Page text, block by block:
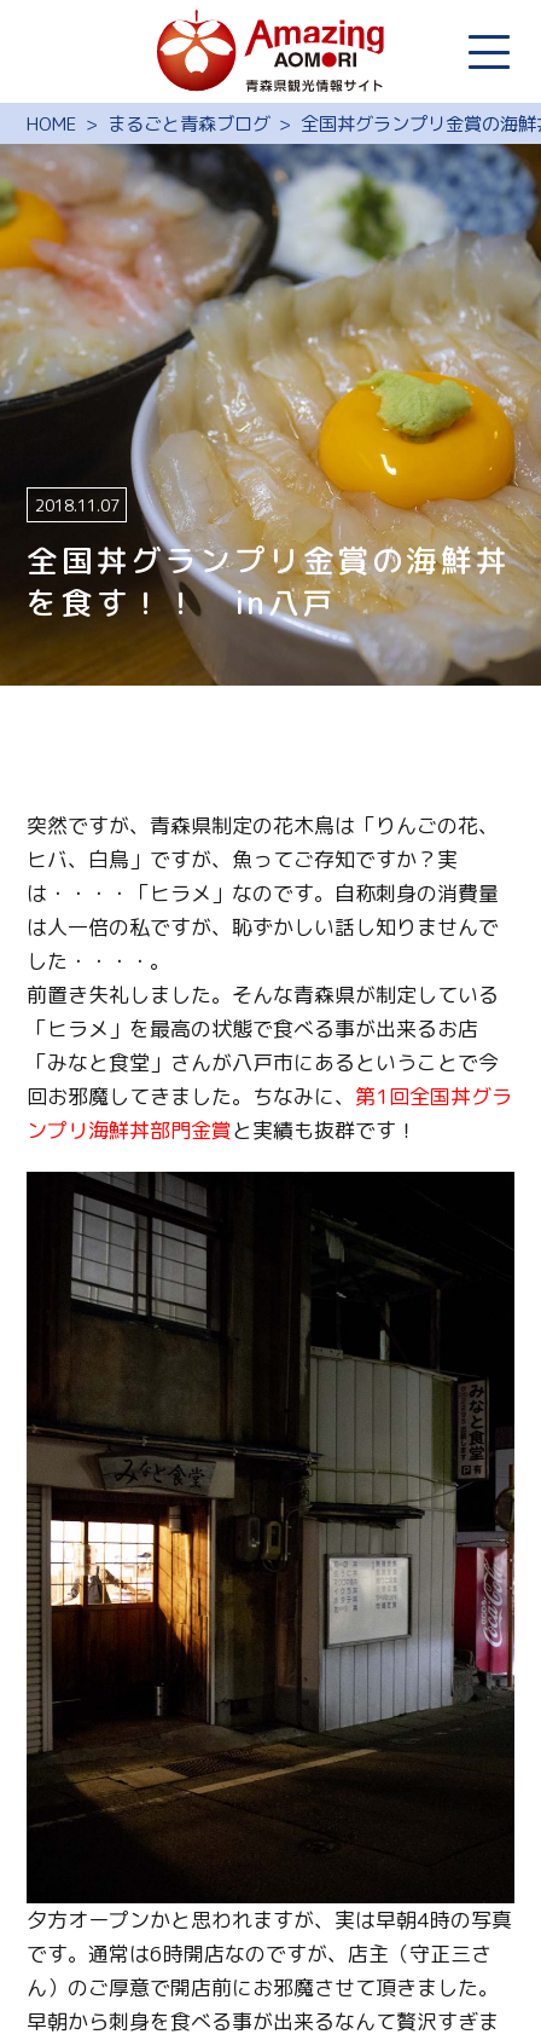
HOME まるごと青森ブログ 全国丼グランプリ金賞の海
全国丼グランプリ金賞の海鮮丼
を食す！！ in八戸
2018.11.07
突然ですが、青森県制定の花木鳥は「りんごの花、
ヒバ、白鳥」ですが、魚ってご存知ですか？実
は・・・・「ヒラメ」なのです。自称刺身の消費量
は人一倍の私ですが、恥ずかしい話し知りませんで
した・・・・。
前置き失礼しました。そんな青森県が制定している
「ヒラメ」を最高の状態で食べる事が出来るお店
「みなと食堂」さんが八戸市にあるということで今
回お邪魔してきました。ちなみに、 第1回全国丼グラ
ンプリ海鮮丼部門金賞と実績も抜群です！
夕方オープンかと思われますが、実は早朝4時の写真
です。通常は6時開店なのですが、店主（守正三さ
ん）のご厚意で開店前にお邪魔させて頂きました。
早朝から刺身を食べる事が出来るなんて贅沢すぎま